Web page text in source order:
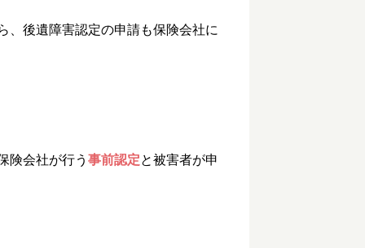
、後遺障害認定の申請も保険会社に
険会社が行う 事前認定と被害者が申